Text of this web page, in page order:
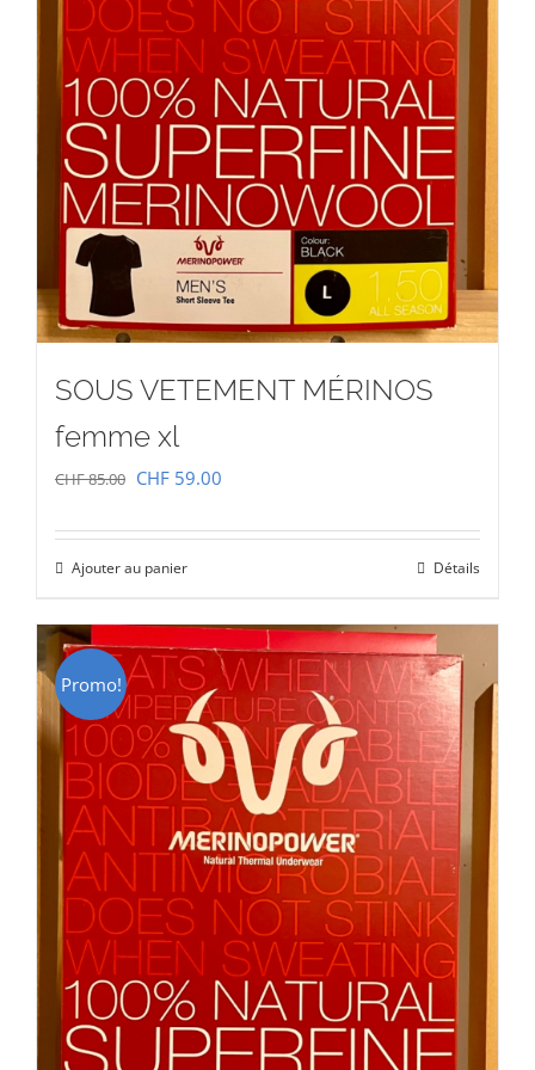
SOUS VETEMENT MÉRINOS
femme xl
CHF85.00 Le
était :
CHF 85.00.
CHF 59.00
CHF 59.00.
Ajouter au panier Détails
Promo!